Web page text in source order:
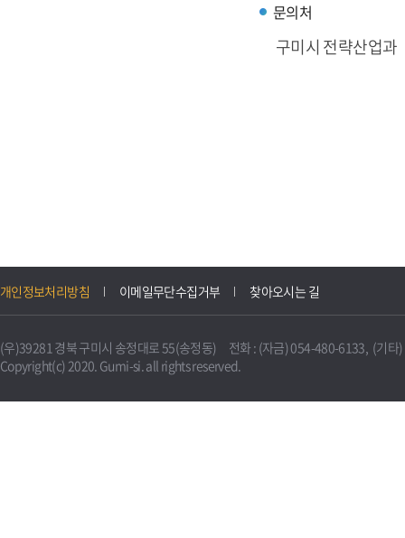
문의처
구미시 전략산업과
개인정보처리방침 이메일무단수집거부 찾아오시는 길
(우)39281 경북 구미시 송정대로 55(송정동) 전화 : (자금) 054-480-6133, (기타
Copyright(c) 2020. Gumi-si. all rights reserved.